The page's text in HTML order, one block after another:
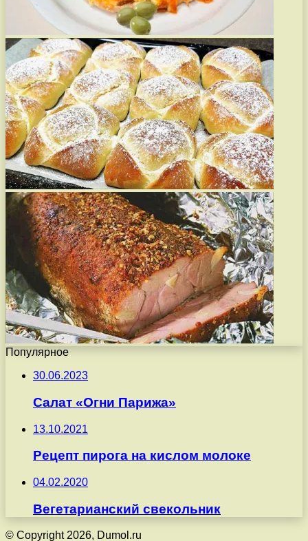
Популярное
30.06.2023
Салат «Огни Парижа»
13.10.2021
Рецепт пирога на кислом молоке
04.02.2020
Вегетарианский свекольник
© Copyright 2026, Dumol.ru